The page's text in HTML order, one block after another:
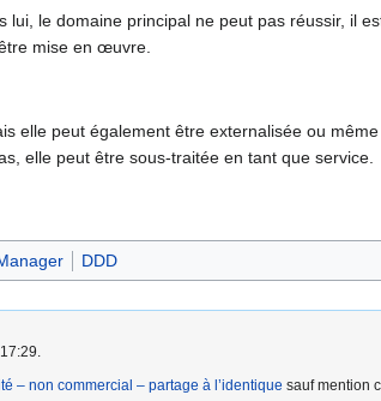
le domaine principal ne peut pas réussir, il
mise en œuvre.
elle peut également être externalisée ou
elle peut être sous-traitée en tant que service.
DDD
– non commercial – partage à l’identique sauf mention